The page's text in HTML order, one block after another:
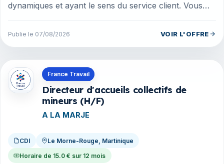
dynamiques et ayant le sens du service client. Vous
Publie le 07/08/2026 VOIR L'OFFRE
France Travail
Directeur d'accueils collectifs de
mineurs (H/F)
A LA MARJE
CDI Le Morne-Rouge, Martinique
Horaire de 15.0 € sur 12 mois
Offres en Martinique